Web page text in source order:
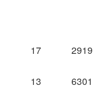
17 2919
13 6301